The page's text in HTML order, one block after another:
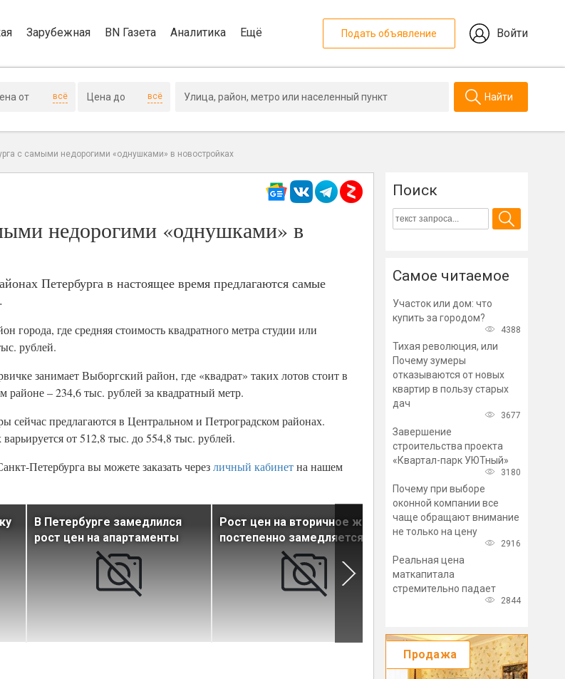
Зарубежная BN Газета Аналитика Ещё Подать объявление Войти
всё всё Найти
с самыми недорогими «однушками» в новостройках
недорогими «однушками» в
Петербурга в настоящее время предлагаются самые
где средняя стоимость квадратного метра студии или
рублей.
занимает Выборгский район, где «квадрат» таких лотов стоит в
– 234,6 тыс. рублей за квадратный метр.
сейчас предлагаются в Центральном и Петроградском районах.
от 512,8 тыс. до 554,8 тыс. рублей.
Петербурга вы можете заказать черезличный кабинетна нашем
В Петербурге замедлился
рост цен на апартаменты
Рост цен на вторичное жилье
постепенно замедляется
Средняя стоимость элитной
новостройки в Петербурге
Поиск
Самое читаемое
Участок или дом: что
купить за городом?
4388
Тихая революция, или
Почему зумеры
отказываются от новых
квартир в пользу старых
дач
3677
Завершение
строительства проекта
«Квартал-парк УЮТный»
3180
Почему при выборе
оконной компании все
чаще обращают внимание
не только на цену
2916
Реальная цена
маткапитала
стремительно падает
2844
Продажа